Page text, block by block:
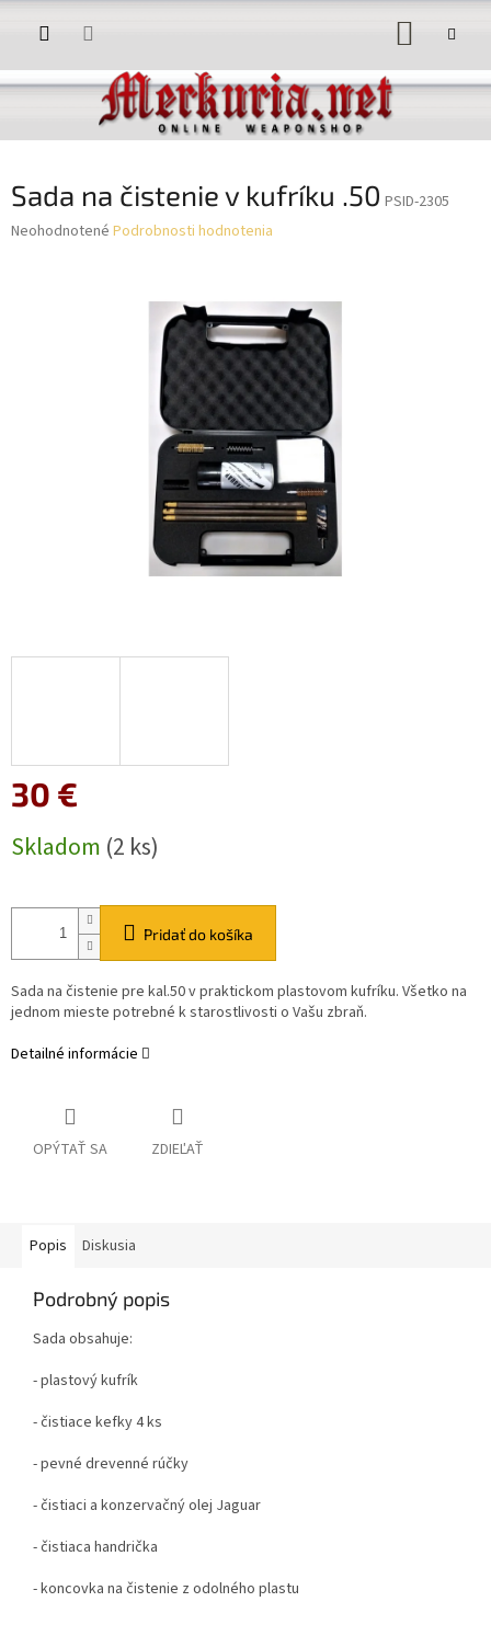
Prejsť
Sada na čistenie v kufríku .50 PSID-2305
Priemerné
Neohodnotené Podrobnosti hodnotenia
30 €
cena:
Skladom (2 ks)
Pridať do košíka
Sada na čistenie pre kal.50 v praktickom plastovom kufríku. Všetko na
jednom mieste potrebné k starostlivosti o Vašu zbraň.
Detailné informácie
OPÝTAŤ SA ZDIEĽAŤ
Popis Diskusia
Podrobný popis
Sada obsahuje:
- plastový kufrík
- čistiace kefky 4 ks
- pevné drevenné rúčky
- čistiaci a konzervačný olej Jaguar
- čistiaca handrička
- koncovka na čistenie z odolného plastu